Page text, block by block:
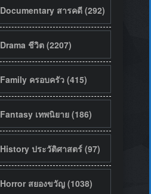
Documentary สารคดี (292)
Drama ชีวิต (2207)
Family ครอบครัว (415)
Fantasy เทพนิยาย (186)
History ประวัติศาสตร์ (97)
Horror สยองขวัญ (1038)